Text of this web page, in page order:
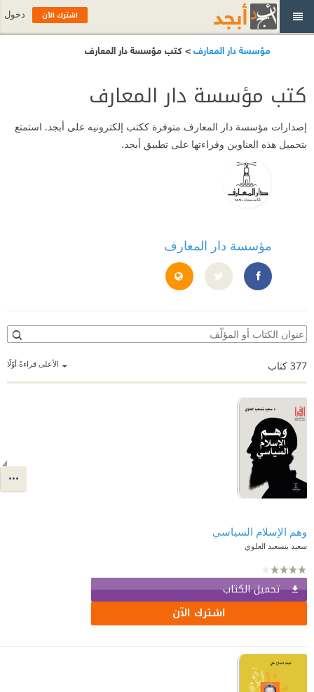
مؤسسة دار المعارف> كتب مؤسسة دار المعارف
كتب مؤسسة دار المعارف
إصدارات مؤسسة دار المعارف متوفرة ككتب إلكترونيه على أبجد. استمتع
بتحميل هذه العناوين وقراءتها على تطبيق أبجد.
مؤسسة دار المعارف
https://www.facebook.com/Dar.Elmaref/
الأعلى قراءةً أوّلًا 377 كتاب
وهم الإسلام السياسي
سعيد بنسعيد العلوي
تحميل الكتاب
اشترك الآن
اشترك الآن دخول